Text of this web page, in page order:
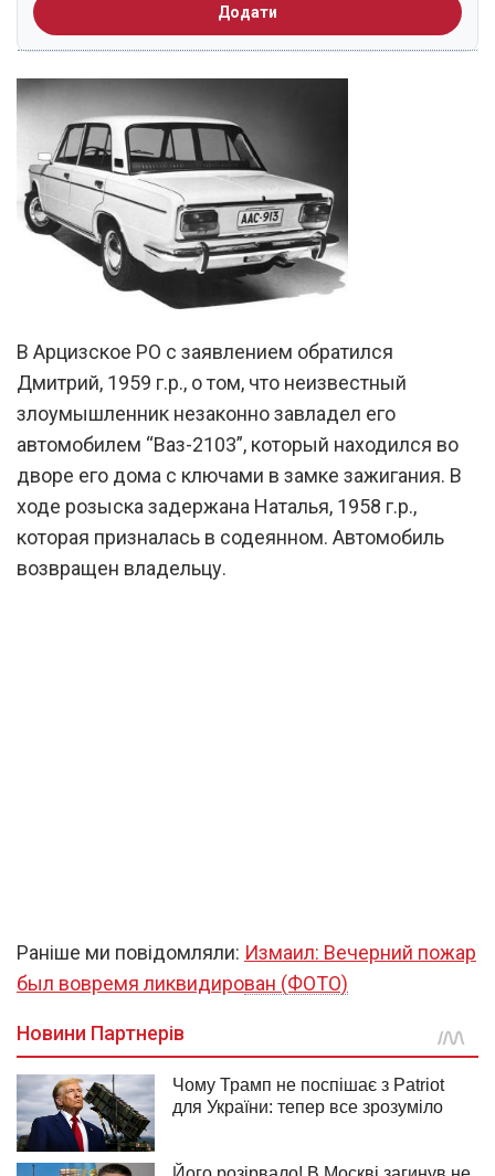
Додати
В Арцизское РО с заявлением обратился
Дмитрий, 1959 г.р., о том, что неизвестный
злоумышленник незаконно завладел его
автомобилем “Ваз-2103”, который находился во
дворе его дома с ключами в замке зажигания. В
ходе розыска задержана Наталья, 1958 г.р.,
которая призналась в содеянном. Автомобиль
возвращен владельцу.
Раніше ми повідомляли: Измаил: Вечерний пожар
был вовремя ликвидирован (ФОТО)